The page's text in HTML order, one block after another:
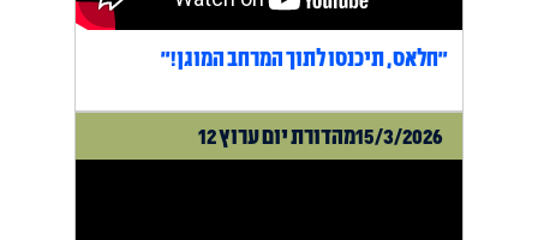
"חלאס, תיכנסו לתוך המרחב המוגן!"
15/3/2026מהדורת יום ערוץ 12